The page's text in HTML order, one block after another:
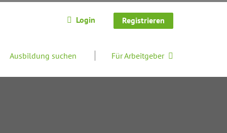
Login Registrieren
Ausbildung suchen Für Arbeitgeber